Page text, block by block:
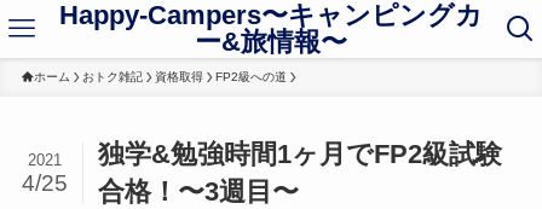
Happy-Campers〜キャンピングカ
ー&旅情報〜
ホーム おトク雑記 資格取得 FP2級への道
独学&勉強時間1ヶ月でFP2級試験
合格！〜3週目〜
2021
4/25